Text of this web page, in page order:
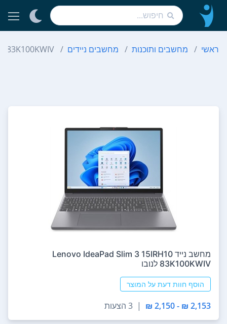
ראשי מחשבים ותוכנות מחשבים ניידים 83K100KWIV
מחשב נייד Lenovo IdeaPad Slim 3 15IRH10
83K100KWIV לנובו
הוסף חוות דעת על המוצר
2,153 ₪ - 2,150 ₪
| 3 הצעות